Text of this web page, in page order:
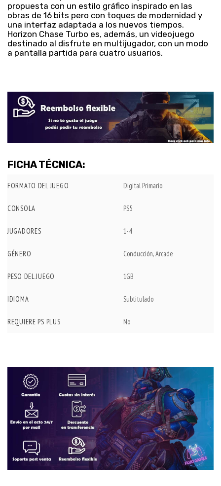
propuesta con un estilo gráfico inspirado en las
obras de 16 bits pero con toques de modernidad y
una interfaz adaptada a los nuevos tiempos.
Horizon Chase Turbo es, además, un videojuego
destinado al disfrute en multijugador, con un modo
a pantalla partida para cuatro usuarios.
FICHA TÉCNICA:
FORMATO DEL JUEGO Digital Primario
CONSOLA PS5
JUGADORES 1-4
GÉNERO Conducción, Arcade
PESO DEL JUEGO 1GB
IDIOMA Subtitulado
REQUIERE PS PLUS No